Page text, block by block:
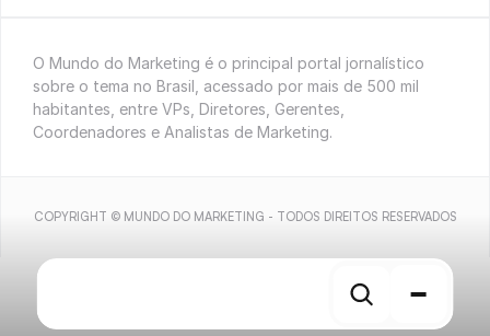
O Mundo do Marketing é o principal portal jornalístico
sobre o tema no Brasil, acessado por mais de 500 mil
habitantes, entre VPs, Diretores, Gerentes,
Coordenadores e Analistas de Marketing.
COPYRIGHT © MUNDO DO MARKETING - TODOS DIREITOS RESERVADOS